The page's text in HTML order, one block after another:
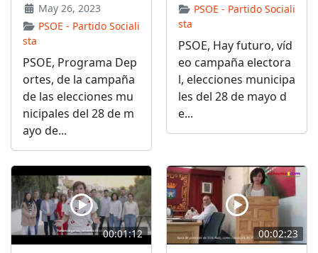
May 26, 2023
PSOE - Partido Sociali
sta
PSOE, Programa Dep
ortes, de la campaña
de las elecciones mu
nicipales del 28 de m
ayo de...
PSOE - Partido Sociali
sta
PSOE, Hay futuro, víd
eo campaña electora
l, elecciones municipa
les del 28 de mayo d
e...
00:01:12 00:02:23